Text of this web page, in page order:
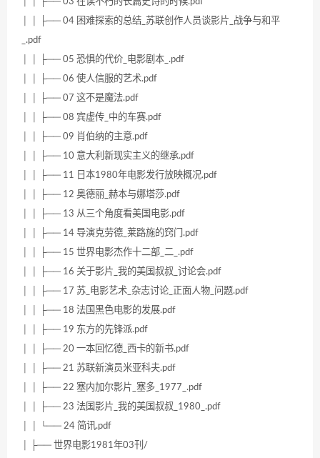
│ │ ├── 04 困难探索的总结_苏联创作人员谈影片_战争与和平
_.pdf
│ │ ├── 05 恐惧的代价_电影剧本_.pdf
│ │ ├── 06 使人信服的艺术.pdf
│ │ ├── 07 这不是魔法.pdf
│ │ ├── 08 宾虚传_中的车赛.pdf
│ │ ├── 09 肖伯纳的主意.pdf
│ │ ├── 10 意大利新现实主义的继承.pdf
│ │ ├── 11 日本1980年电影发行放映概况.pdf
│ │ ├── 12 奥德丽_赫本与娜塔莎.pdf
│ │ ├── 13 从三个角度看美国电影.pdf
│ │ ├── 14 导演克劳德_莱路施的窍门.pdf
│ │ ├── 15 世界电影杰作十二部_二_.pdf
│ │ ├── 16 关于影片_我的美国叔叔_讨论会.pdf
│ │ ├── 17 苏_电影艺术_杂志讨论_正面人物_问题.pdf
│ │ ├── 18 法国黑色电影的发展.pdf
│ │ ├── 19 东方的先锋派.pdf
│ │ ├── 20 一本回忆德_西卡的新书.pdf
│ │ ├── 21 苏联新演员米亚科夫.pdf
│ │ ├── 22 塞内加尔影片_塞多_1977_.pdf
│ │ ├── 23 法国影片_我的美国叔叔_1980_.pdf
│ │ └── 24 简讯.pdf
│ ├── 世界电影1981年03刊/